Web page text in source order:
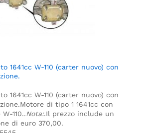
1641cc W-110 (carter nuovo) con
1641cc W-110 (carter nuovo) con
Motore di tipo 1 1641cc con
110..Nota:.Il prezzo include un
di euro 370,00.